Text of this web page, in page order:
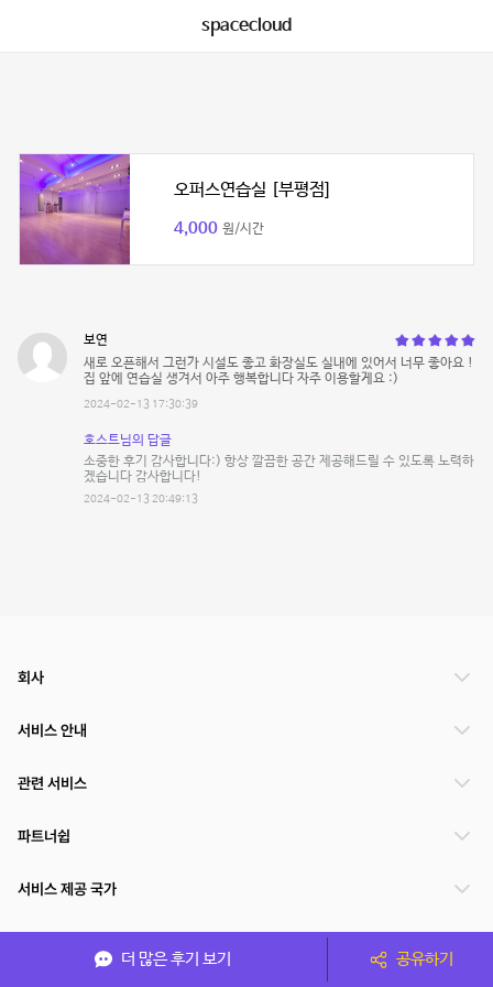
spacecloud
오퍼스연습실 [부평점]
4,000 원/시간
보연
새로 오픈해서 그런가 시설도 좋고 화장실도 실내에 있어서 너무 좋아요 !
집 앞에 연습실 생겨서 아주 행복합니다 자주 이용할게요 :)
2024-02-13 17:30:39
호스트님의 답글
소중한 후기 감사합니다:) 항상 깔끔한 공간 제공해드릴 수 있도록 노력하
겠습니다 감사합니다!
2024-02-13 20:49:13
더 많은 후기 보기 공유하기
회사
서비스 안내
관련 서비스
파트너쉽
서비스 제공 국가
(주)NSPACE 사업자정보